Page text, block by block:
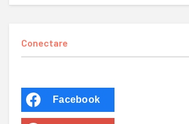
Conectare
Facebook